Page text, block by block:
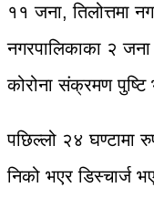
११ जना, तिलोत्तमा
नगरपालिकाका २ जना
कोरोना संक्रमण
पछिल्लो २४ घण्टामा
निको भएर डिस्चार्ज